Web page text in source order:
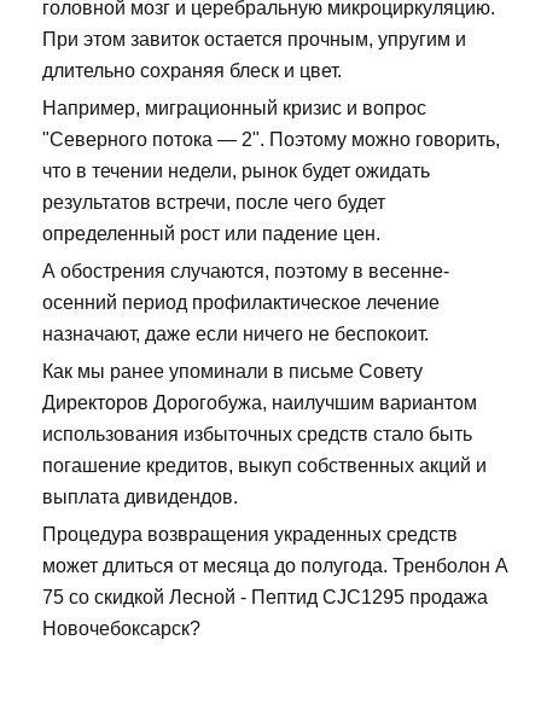
головной мозг и церебральную микроциркуляцию.
При этом завиток остается прочным, упругим и
длительно сохраняя блеск и цвет.
Например, миграционный кризис и вопрос
"Северного потока — 2". Поэтому можно говорить,
что в течении недели, рынок будет ожидать
результатов встречи, после чего будет
определенный рост или падение цен.
А обострения случаются, поэтому в весенне-
осенний период профилактическое лечение
назначают, даже если ничего не беспокоит.
Как мы ранее упоминали в письме Совету
Директоров Дорогобужа, наилучшим вариантом
использования избыточных средств стало быть
погашение кредитов, выкуп собственных акций и
выплата дивидендов.
Процедура возвращения украденных средств
может длиться от месяца до полугода. Тренболон A
75 со скидкой Лесной - Пептид CJC1295 продажа
Новочебоксарск?